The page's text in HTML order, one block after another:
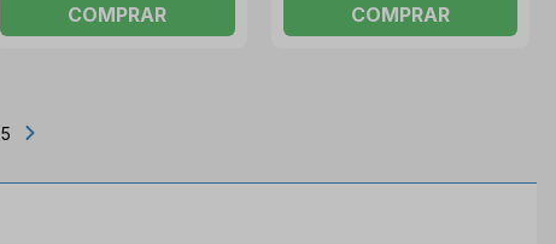
COMPRAR COMPRAR
5